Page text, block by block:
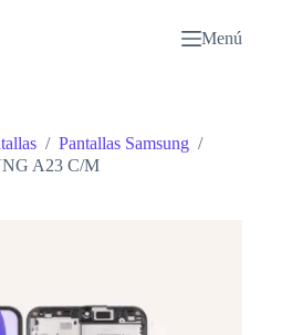
Menú
/ Pantallas Samsung /
A23 C/M